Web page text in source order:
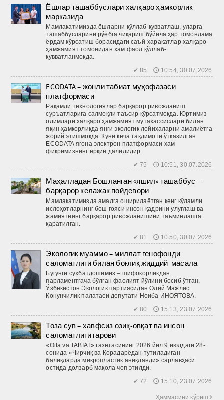
Ёшлар ташаббуслари халқаро ҳамкорлик
марказида
Мамлакатимизда ёшларни қўллаб-қувватлаш, уларга
ташаб­бусларини рўёбга чиқариш бўйича ҳар томонлама
ёрдам кўрсатиш борасидаги саъй-ҳаракатлар халқаро
ҳамжамият томонидан ҳам фаол қўллаб-
қувватланмоқда.
✔ 85 🕔 10:54, 30.07.2026
ECODATA – жонли табиат муҳофазаси
платформаси
Рақамли технологиялар барқарор ривожланиш
суръатларига салмоқли таъсир кўрсатмоқда. Юртимиз
олимлари халқаро ҳамжамият мутахассислари билан
яқин ҳамкорликда янги экологик лойиҳаларни амалиётга
жорий этишмоқда. Куни кеча тақдимоти ўтказилган
ECODATA ягона электрон платформаси ҳам
фикримизнинг ёрқин далилидир.
✔ 75 🕔 10:51, 30.07.2026
Маҳалладан Бошланган «яшил» ташаббус –
барқарор келажак пойдевори
Мамлакатимизда амалга оширилаётган кенг кўламли
ислоҳотларнинг бош ғояси инсон қадрини улуғлаш ва
жамиятнинг барқарор ривожланишини таъминлашга
қаратилган.
✔ 81 🕔 10:50, 30.07.2026
Экологик муаммо – миллат генофонди
саломатлиги билан боғлиқ жиддий масала
Бугунги суҳбатдошимиз – шифокорликдан
парламентгача бўлган фаолият йўлини босиб ўтган,
Ўзбекистон Экологик партиясидан Олий Мажлис
Қонунчилик палатаси депутати Ноиба ИНОЯТОВА.
✔ 80 🕔 15:13, 23.07.2026
Тоза сув – хавфсиз озиқ-овқат ва инсон
саломатлиги гарови
«Oila va TABIAT» газетасининг 2026 йил 9 июлдаги 28-
сонида «Чирчиқ ва Қорадарёдан тутиладиган
балиқларда микропластик аниқланди» сарлавҳаси
остида долзарб мақола чоп этилди.
✔ 72 🕔 15:10, 23.07.2026
Ҳаммасини кўриш 